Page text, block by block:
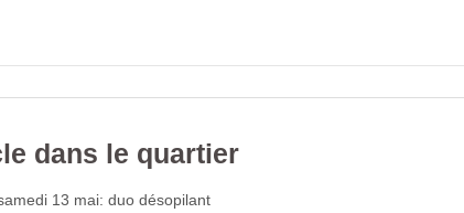
dans le quartier
13 mai: duo désopilant